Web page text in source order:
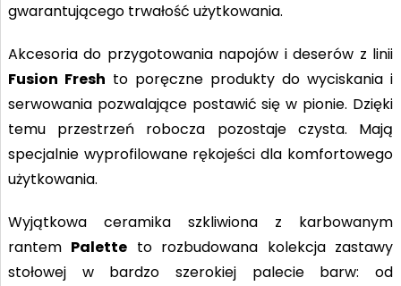
gwarantującego trwałość użytkowania.
Akcesoria do przygotowania napojów i deserów z linii
Fusion Fresh to poręczne produkty do wyciskania i
serwowania pozwalające postawić się w pionie. Dzięki
temu przestrzeń robocza pozostaje czysta. Mają
specjalnie wyprofilowane rękojeści dla komfortowego
użytkowania.
Wyjątkowa ceramika szkliwiona z karbowanym
rantem Palette to rozbudowana kolekcja zastawy
stołowej w bardzo szerokiej palecie barw: od